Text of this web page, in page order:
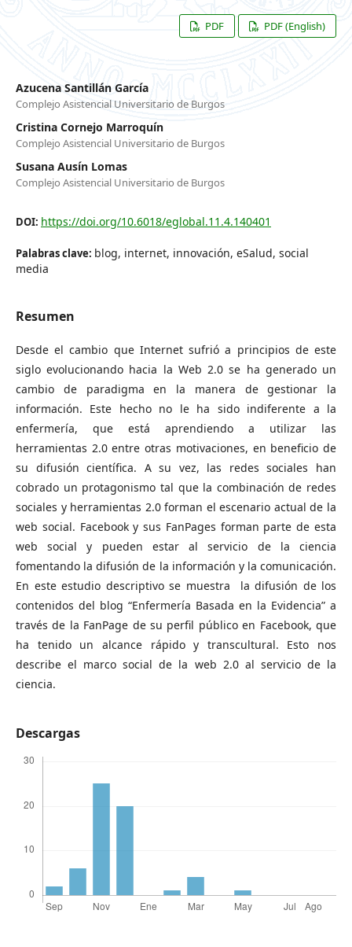
PDF PDF (English)
Azucena Santillán García
Complejo Asistencial Universitario de Burgos
Cristina Cornejo Marroquín
Complejo Asistencial Universitario de Burgos
Susana Ausín Lomas
Complejo Asistencial Universitario de Burgos
DOI: https://doi.org/10.6018/eglobal.11.4.140401
Palabras clave: blog, internet, innovación, eSalud, social
media
Resumen
Desde el cambio que Internet sufrió a principios de este
siglo evolucionando hacia la Web 2.0 se ha generado un
cambio de paradigma en la manera de gestionar la
información. Este hecho no le ha sido indiferente a la
enfermería, que está aprendiendo a utilizar las
herramientas 2.0 entre otras motivaciones, en beneficio de
su difusión científica. A su vez, las redes sociales han
cobrado un protagonismo tal que la combinación de redes
sociales y herramientas 2.0 forman el escenario actual de la
web social. Facebook y sus FanPages forman parte de esta
web social y pueden estar al servicio de la ciencia
fomentando la difusión de la información y la comunicación.
En este estudio descriptivo se muestra la difusión de los
contenidos del blog “Enfermería Basada en la Evidencia” a
través de la FanPage de su perfil público en Facebook, que
ha tenido un alcance rápido y transcultural. Esto nos
describe el marco social de la web 2.0 al servicio de la
ciencia.
Descargas